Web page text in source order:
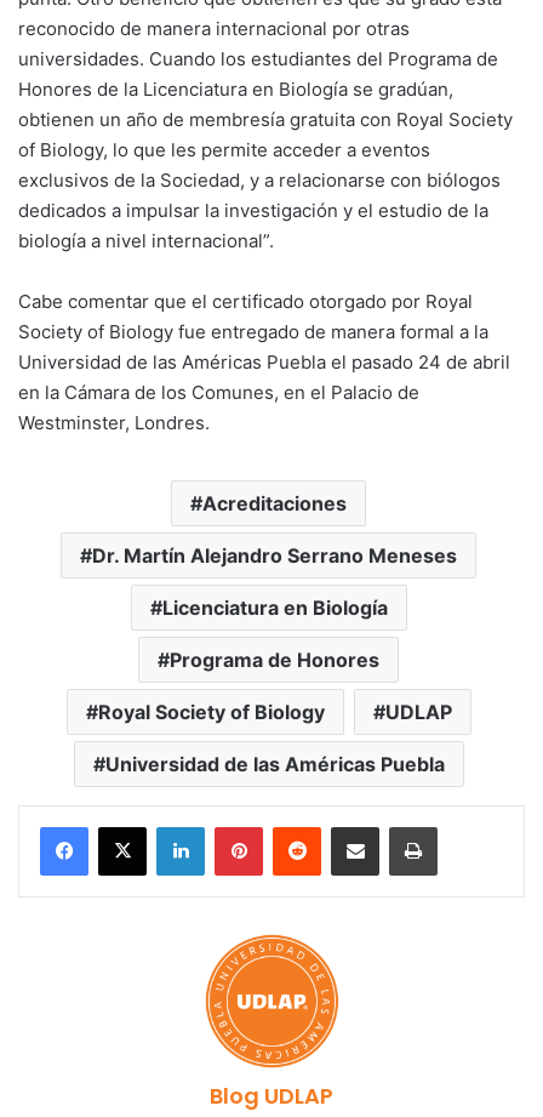
reconocido de manera internacional por otras
universidades. Cuando los estudiantes del Programa de
Honores de la Licenciatura en Biología se gradúan,
obtienen un año de membresía gratuita con Royal Society
of Biology, lo que les permite acceder a eventos
exclusivos de la Sociedad, y a relacionarse con biólogos
dedicados a impulsar la investigación y el estudio de la
biología a nivel internacional”.
Cabe comentar que el certificado otorgado por Royal
Society of Biology fue entregado de manera formal a la
Universidad de las Américas Puebla el pasado 24 de abril
en la Cámara de los Comunes, en el Palacio de
Westminster, Londres.
Acreditaciones
Dr. Martín Alejandro Serrano Meneses
Licenciatura en Biología
Programa de Honores
Royal Society of Biology UDLAP
Universidad de las Américas Puebla
LinkedInPinterestReddit Share via Email Print
Blog UDLAP